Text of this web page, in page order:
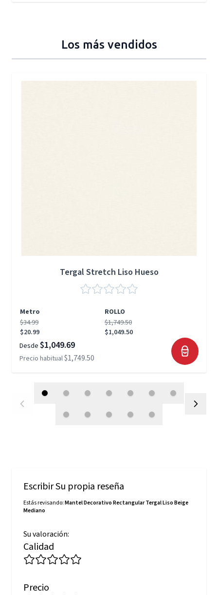
Los más vendidos
Tergal Stretch Liso Hueso
Metro
ROLLO
$34.99
$20.99
$1,749.50
$1,049.50
Desde $1,049.69
Precio habitual$1,749.50
Escribir Su propia reseña
Estás revisando:Mantel Decorativo Rectangular Tergal Liso Beige
Mediano
Su valoración:
Calidad
Precio